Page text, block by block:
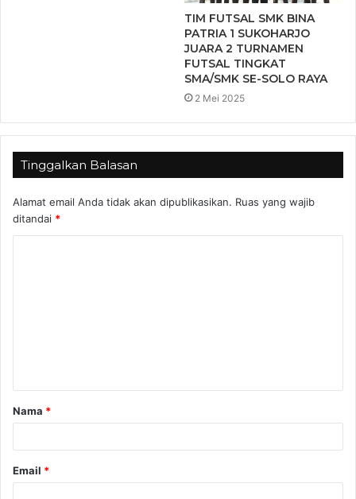
TIM FUTSAL SMK BINA
PATRIA 1 SUKOHARJO
JUARA 2 TURNAMEN
FUTSAL TINGKAT
SMA/SMK SE-SOLO RAYA
2 Mei 2025
Tinggalkan Balasan
Alamat email Anda tidak akan dipublikasikan. Ruas yang wajib
ditandai *
a
r
Nama *
Email *